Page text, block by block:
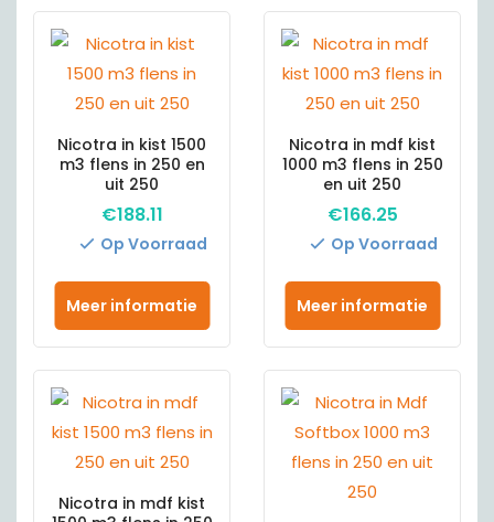
Nicotra in kist 1500
m3 flens in 250 en
uit 250
€188.11
Meer informatie
Op Voorraad
Nicotra in mdf kist
1000 m3 flens in 250
en uit 250
€166.25
Meer informatie
Op Voorraad
Nicotra in mdf kist